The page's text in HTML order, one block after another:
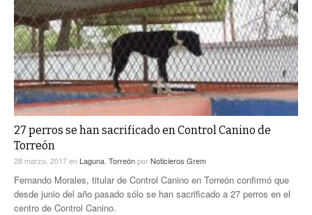
27 perros se han sacrificado en Control Canino de
Torreón
28 marzo, 2017en Laguna TorreónporNoticieros Grem
Fernando Morales, titular de Control Canino en Torreón confirmó que
desde junio del año pasado sólo se han sacrificado a 27 perros en el
centro de Control Canino.